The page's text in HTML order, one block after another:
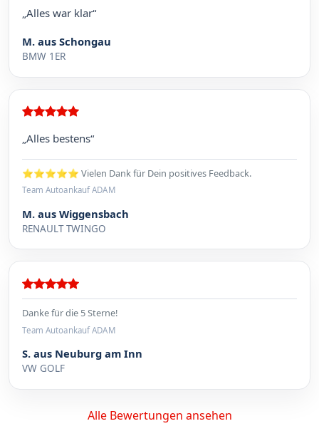
„Alles war klar“
M. aus Schongau
BMW 1ER
„Alles bestens“
⭐⭐⭐⭐⭐ Vielen Dank für Dein positives Feedback.
Team Autoankauf ADAM
M. aus Wiggensbach
RENAULT TWINGO
Danke für die 5 Sterne!
Team Autoankauf ADAM
S. aus Neuburg am Inn
VW GOLF
Alle Bewertungen ansehen